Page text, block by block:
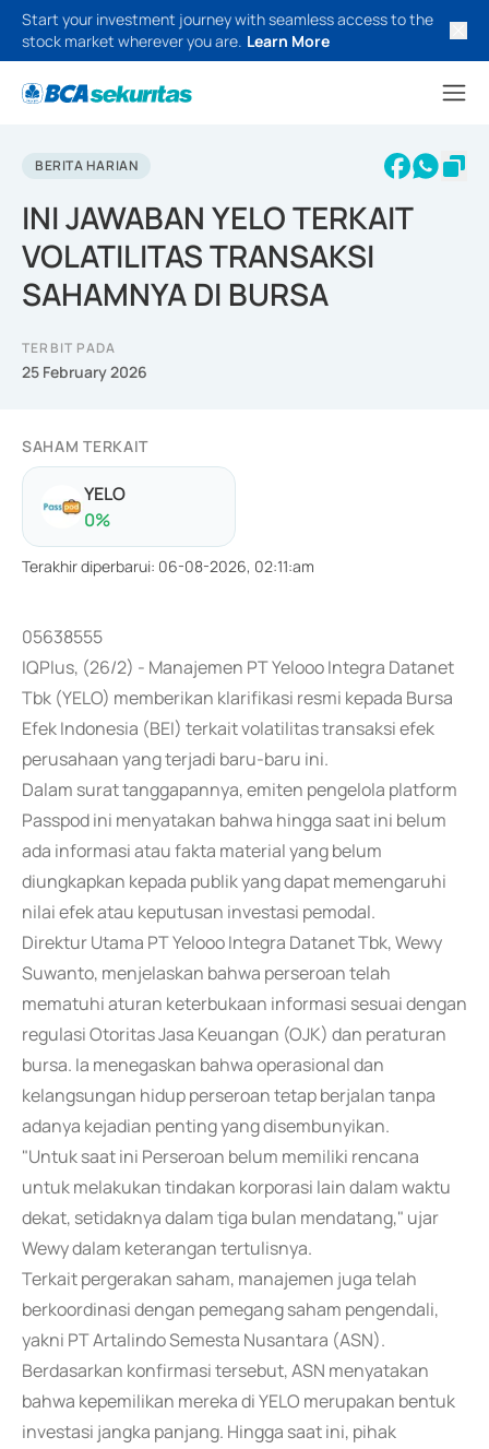
Start your investment journey with seamless access to the
stock market wherever you are. Learn More
BERITA HARIAN
INI JAWABAN YELO TERKAIT
VOLATILITAS TRANSAKSI
SAHAMNYA DI BURSA
TERBIT PADA
25 February 2026
SAHAM TERKAIT
YELO
0%
Terakhir diperbarui: 06-08-2026, 02:11:am
05638555
IQPlus, (26/2) - Manajemen PT Yelooo Integra Datanet
Tbk (YELO) memberikan klarifikasi resmi kepada Bursa
Efek Indonesia (BEI) terkait volatilitas transaksi efek
perusahaan yang terjadi baru-baru ini.
Dalam surat tanggapannya, emiten pengelola platform
Passpod ini menyatakan bahwa hingga saat ini belum
ada informasi atau fakta material yang belum
diungkapkan kepada publik yang dapat memengaruhi
nilai efek atau keputusan investasi pemodal.
Direktur Utama PT Yelooo Integra Datanet Tbk, Wewy
Suwanto, menjelaskan bahwa perseroan telah
mematuhi aturan keterbukaan informasi sesuai dengan
regulasi Otoritas Jasa Keuangan (OJK) dan peraturan
bursa. Ia menegaskan bahwa operasional dan
kelangsungan hidup perseroan tetap berjalan tanpa
adanya kejadian penting yang disembunyikan.
"Untuk saat ini Perseroan belum memiliki rencana
untuk melakukan tindakan korporasi lain dalam waktu
dekat, setidaknya dalam tiga bulan mendatang," ujar
Wewy dalam keterangan tertulisnya.
Terkait pergerakan saham, manajemen juga telah
berkoordinasi dengan pemegang saham pengendali,
yakni PT Artalindo Semesta Nusantara (ASN).
Berdasarkan konfirmasi tersebut, ASN menyatakan
bahwa kepemilikan mereka di YELO merupakan bentuk
investasi jangka panjang. Hingga saat ini, pihak